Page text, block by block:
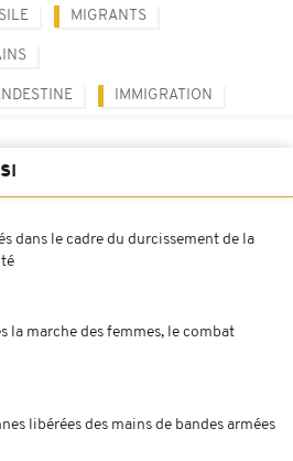
MIGRANTS
IMMIGRATION
dans le cadre du durcissement de la
la marche des femmes, le combat
libérées des mains de bandes armées